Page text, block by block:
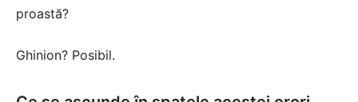
proastă?
Ghinion? Posibil.